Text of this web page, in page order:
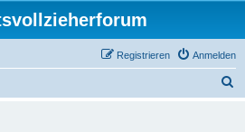
Anmelden
Registrieren